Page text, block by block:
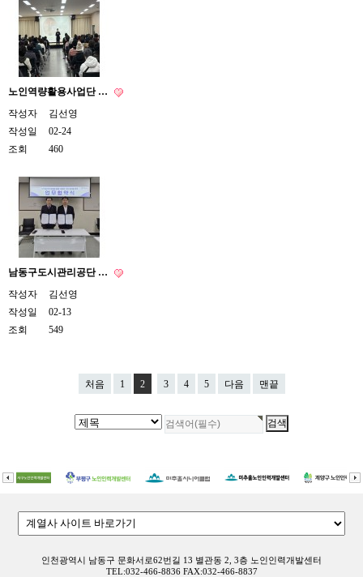
노인역량활용사업단 …
작성자
김선영
작성일
02-24
조회
460
남동구도시관리공단 …
작성자
김선영
작성일
02-13
조회
549
처음 1 2 3 4 5 다음 맨끝
인천광역시 남동구 문화서로62번길 13 별관동 2, 3층 노인인력개발센터
TEL:032-466-8836 FAX:032-466-8837